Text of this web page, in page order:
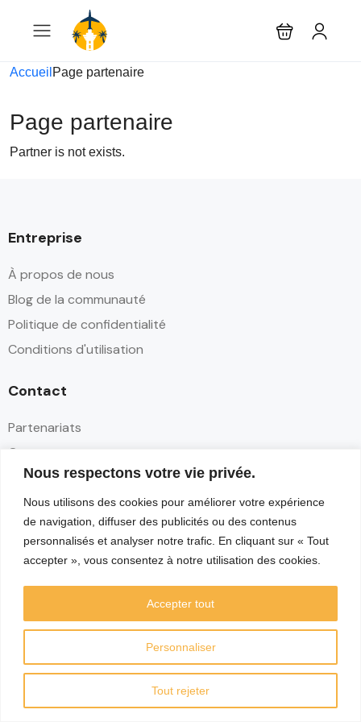
Nous respectons votre vie privée.
Nous utilisons des cookies pour améliorer votre expérience
de navigation, diffuser des publicités ou des contenus
personnalisés et analyser notre trafic. En cliquant sur « Tout
accepter », vous consentez à notre utilisation des cookies.
Personnaliser
Tout rejeter
Accepter tout
Accueil Page partenaire
Page partenaire
Partner is not exists.
Entreprise
À propos de nous
Blog de la communauté
Politique de confidentialité
Conditions d'utilisation
Contact
Partenariats
Contact
Réseaux sociaux